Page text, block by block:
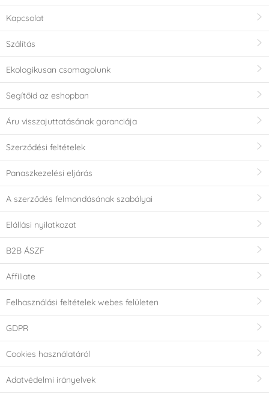
Kapcsolat
Szálítás
Ekologikusan csomagolunk
Segítőid az eshopban
Áru visszajuttatásának garanciája
Szerződési feltételek
Panaszkezelési eljárás
A szerződés felmondásának szabályai
Elállási nyilatkozat
B2B ÁSZF
Affiliate
Felhasználási feltételek webes felületen
GDPR
Cookies használatáról
Adatvédelmi irányelvek